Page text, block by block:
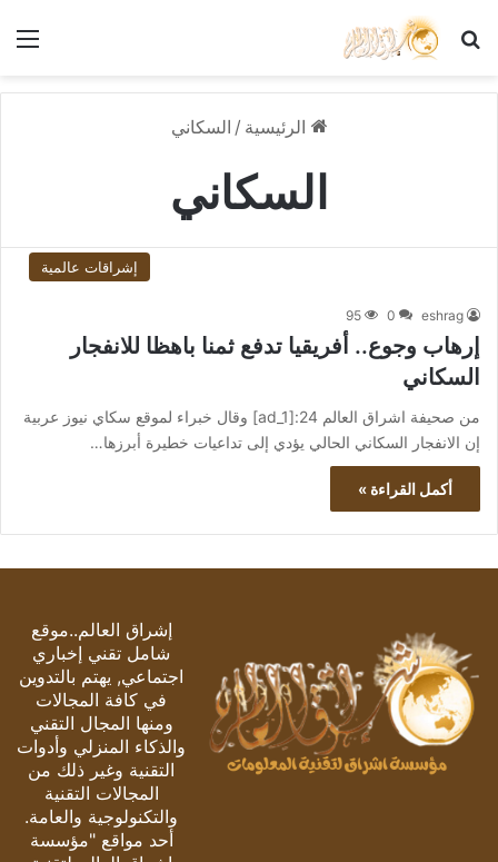
بحث عن
الرئيسية / السكاني
السكاني
إشراقات عالمية
eshrag
0
95
إرهاب وجوع.. أفريقيا تدفع ثمنا باهظا للانفجار
السكاني
من صحيفة اشراق العالم 24:[ad_1] وقال خبراء لموقع سكاي نيوز عربية
إن الانفجار السكاني الحالي يؤدي إلى تداعيات خطيرة أبرزها…
أكمل القراءة »
إشراق العالم..موقع
شامل تقني إخباري
اجتماعي, يهتم بالتدوين
في كافة المجالات
ومنها المجال التقني
والذكاء المنزلي وأدوات
التقنية وغير ذلك من
المجالات التقنية
والتكنولوجية والعامة.
أحد مواقع "مؤسسة